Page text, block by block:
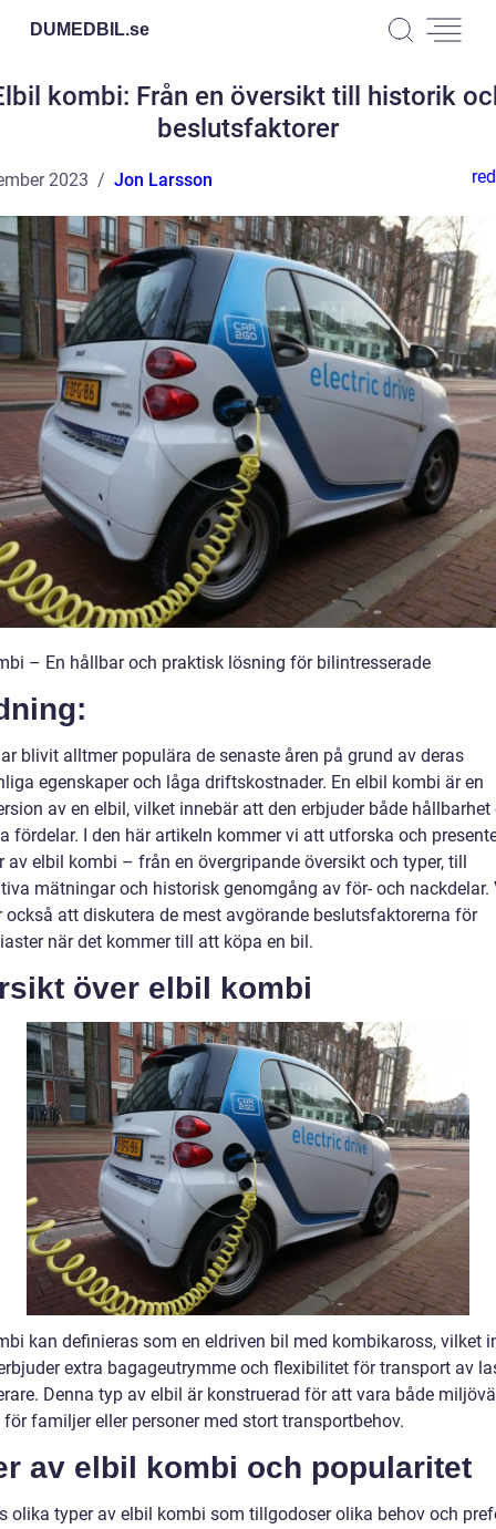
DUMEDBIL.se
kombi: Från en översikt till historik
beslutsfaktorer
2023 Jon Larsson
– En hållbar och praktisk lösning för bilintresserade
blivit alltmer populära de senaste åren på grund av deras
egenskaper och låga driftskostnader. En elbil kombi är en
av en elbil, vilket innebär att den erbjuder både hållbarhet
fördelar. I den här artikeln kommer vi att utforska och
av elbil kombi – från en övergripande översikt och typer, till
mätningar och historisk genomgång av för- och nackdelar.
också att diskutera de mest avgörande beslutsfaktorerna för
när det kommer till att köpa en bil.
över elbil kombi
kan definieras som en eldriven bil med kombikaross, vilket
extra bagageutrymme och flexibilitet för transport av
Denna typ av elbil är konstruerad för att vara både
familjer eller personer med stort transportbehov.
av elbil kombi och popularitet
olika typer av elbil kombi som tillgodoser olika behov och